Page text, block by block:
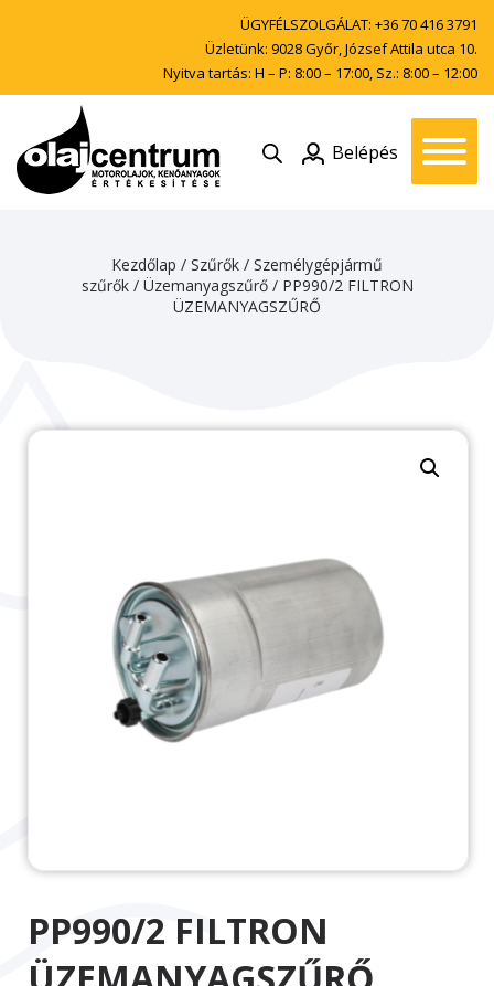
ÜGYFÉLSZOLGÁLAT: +36 70 416 3791
Üzletünk: 9028 Győr, József Attila utca 10.
Nyitva tartás: H – P: 8:00 – 17:00, Sz.: 8:00 – 12:00
Belépés
Kezdőlap / Szűrők / Személygépjármű
szűrők/ Üzemanyagszűrő/ PP990/2 FILTRON
ÜZEMANYAGSZŰRŐ
PP990/2 FILTRON